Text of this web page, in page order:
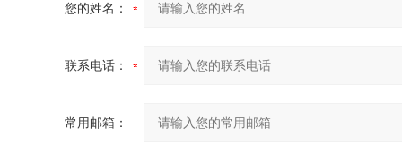
您的姓名：
联系电话：
常用邮箱：